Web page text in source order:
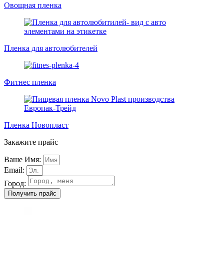
Овощная пленка
Пленка для автолюбителей
Фитнес пленка
Пленка Новопласт
Закажите прайс
Ваше Имя:
Email:
Город:
Получить прайс